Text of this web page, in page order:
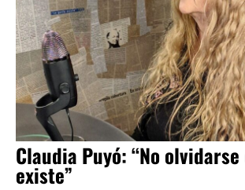
Claudia Puyó: “No
existe”